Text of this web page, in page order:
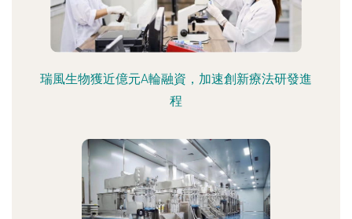
瑞風生物獲近億元A輪融資，加速創新療法研發進
程